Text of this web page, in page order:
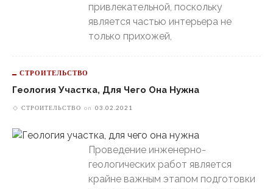
привлекательной, поскольку
является частью интерьера не
только прихожей,
СТРОИТЕЛЬСТВО
Геология Участка, Для Чего Она Нужна
СТРОИТЕЛЬСТВО on 03.02.2021
Проведение инженерно-
геологических работ является
крайне важным этапом подготовки